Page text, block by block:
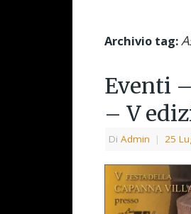
Archivio tag:
Eventi
– V
Di Admin | 25